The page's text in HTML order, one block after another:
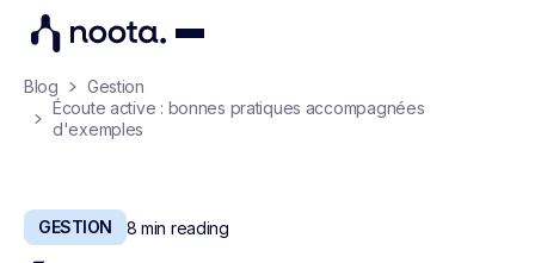
Blog
Gestion
Écoute active : bonnes pratiques accompagnées
d'exemples
GESTION 8 min reading